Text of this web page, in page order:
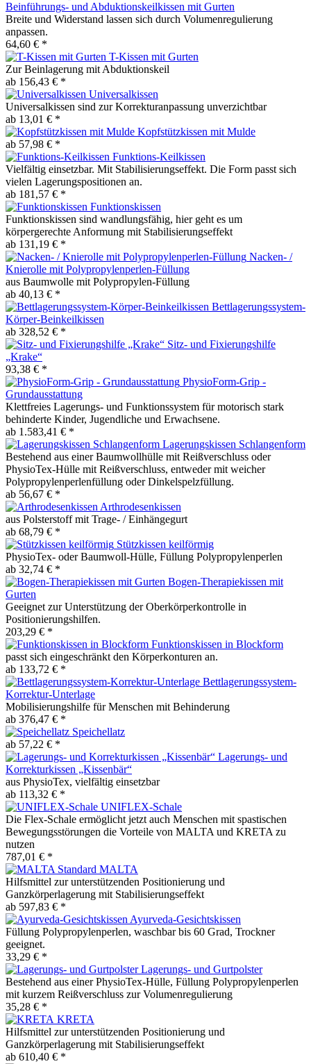
Beinführungs- und Abduktionskeilkissen mit Gurten
Breite und Widerstand lassen sich durch Volumenregulierung
anpassen.
64,60 € *
T-Kissen mit Gurten
Zur Beinlagerung mit Abduktionskeil
ab 156,43 € *
Universalkissen
Universalkissen sind zur Korrekturanpassung unverzichtbar
ab 13,01 € *
Kopfstützkissen mit Mulde
ab 57,98 € *
Funktions-Keilkissen
Vielfältig einsetzbar. Mit Stabilisierungseffekt. Die Form passt sich
vielen Lagerungspositionen an.
ab 181,57 € *
Funktionskissen
Funktionskissen sind wandlungsfähig, hier geht es um
körpergerechte Anformung mit Stabilisierungseffekt
ab 131,19 € *
Nacken- /
Knierolle mit Polypropylenperlen-Füllung
aus Baumwolle mit Polypropylen-Füllung
ab 40,13 € *
Bettlagerungssystem-
Körper-Beinkeilkissen
ab 328,52 € *
Sitz- und Fixierungshilfe
„Krake“
93,38 € *
PhysioForm-Grip -
Grundausstattung
Klettfreies Lagerungs- und Funktionssystem für motorisch stark
behinderte Kinder, Jugendliche und Erwachsene.
ab 1.583,41 € *
Lagerungskissen Schlangenform
Bestehend aus einer Baumwollhülle mit Reißverschluss oder
PhysioTex-Hülle mit Reißverschluss, entweder mit weicher
Polypropylenperlenfüllung oder Dinkelspelzfüllung.
ab 56,67 € *
Arthrodesenkissen
aus Polsterstoff mit Trage- / Einhängegurt
ab 68,79 € *
Stützkissen keilförmig
PhysioTex- oder Baumwoll-Hülle, Füllung Polypropylenperlen
ab 32,74 € *
Bogen-Therapiekissen mit
Gurten
Geeignet zur Unterstützung der Oberkörperkontrolle in
Positionierungshilfen.
203,29 € *
Funktionskissen in Blockform
passt sich eingeschränkt den Körperkonturen an.
ab 133,72 € *
Bettlagerungssystem-
Korrektur-Unterlage
Mobilisierungshilfe für Menschen mit Behinderung
ab 376,47 € *
Speichellatz
ab 57,22 € *
Lagerungs- und
Korrekturkissen „Kissenbär“
aus PhysioTex, vielfältig einsetzbar
ab 113,32 € *
UNIFLEX-Schale
Die Flex-Schale ermöglicht jetzt auch Menschen mit spastischen
Bewegungsstörungen die Vorteile von MALTA und KRETA zu
nutzen
787,01 € *
MALTA
Hilfsmittel zur unterstützenden Positionierung und
Ganzkörperlagerung mit Stabilisierungseffekt
ab 597,83 € *
Ayurveda-Gesichtskissen
Füllung Polypropylenperlen, waschbar bis 60 Grad, Trockner
geeignet.
33,29 € *
Lagerungs- und Gurtpolster
Bestehend aus einer PhysioTex-Hülle, Füllung Polypropylenperlen
mit kurzem Reißverschluss zur Volumenregulierung
35,28 € *
KRETA
Hilfsmittel zur unterstützenden Positionierung und
Ganzkörperlagerung mit Stabilisierungseffekt
ab 610,40 € *